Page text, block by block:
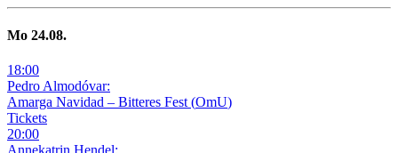
Mo 24.08.
18:00
Pedro Almodóvar:
Amarga Navidad – Bitteres Fest (OmU)
Tickets
20:00